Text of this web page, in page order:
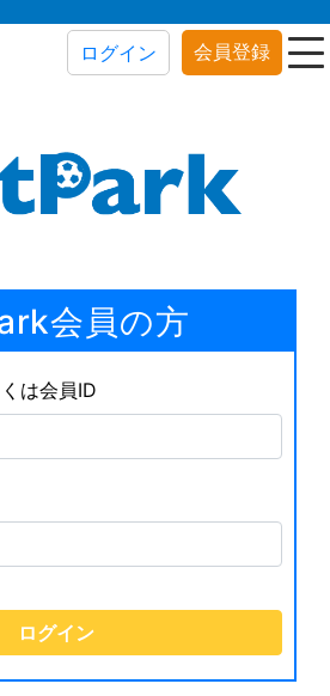
ログイン 会員登録
会員の方
は会員ID